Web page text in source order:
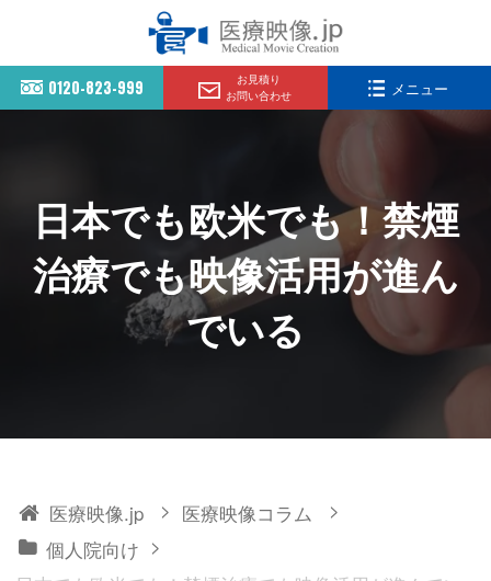
0120-823-999
お見積り
お問い合わせ
メニュー
日本でも欧米でも！禁煙
治療でも映像活用が進ん
でいる
医療映像.jp > 医療映像コラム
>
個人院向け >